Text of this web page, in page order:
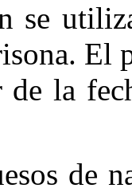
se
El
la
de